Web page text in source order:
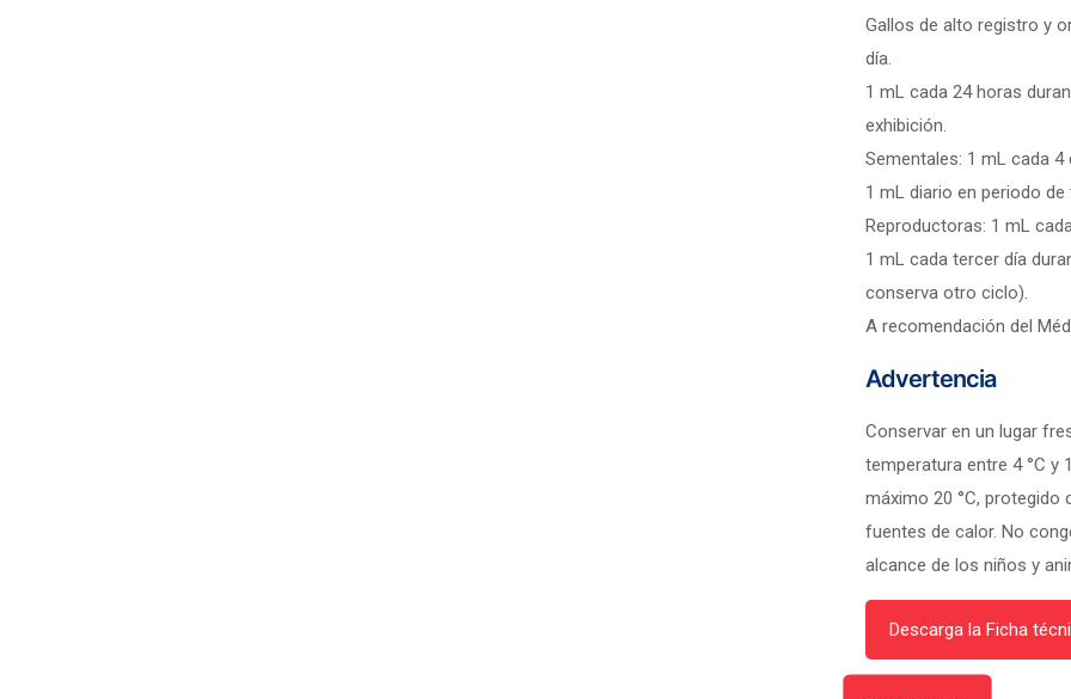
Gallos de alto registro y
día.
1 mL cada 24 horas
exhibición.
Sementales: 1 mL cada 4
1 mL diario en periodo de
Reproductoras: 1 mL
1 mL cada tercer día
conserva otro ciclo).
A recomendación del
Advertencia
Conservar en un lugar
temperatura entre 4 °C y
máximo 20 °C, protegido
fuentes de calor. No
alcance de los niños y
Descarga la Ficha